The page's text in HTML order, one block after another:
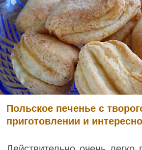
Польское печенье с
приготовлении и